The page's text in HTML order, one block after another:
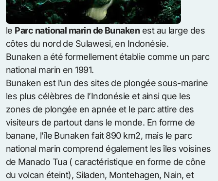
le Parc national marin de Bunaken est au large des
côtes du nord de Sulawesi, en Indonésie.
Bunaken a été formellement établie comme un parc
national marin en 1991.
Bunaken est l’un des sites de plongée sous-marine
les plus célèbres de l’Indonésie et ainsi que les
zones de plongée en apnée et le parc attire des
visiteurs de partout dans le monde. En forme de
banane, l’île Bunaken fait 890 km2, mais le parc
national marin comprend également les îles voisines
de Manado Tua ( caractéristique en forme de cône
du volcan éteint), Siladen, Montehagen, Nain, et